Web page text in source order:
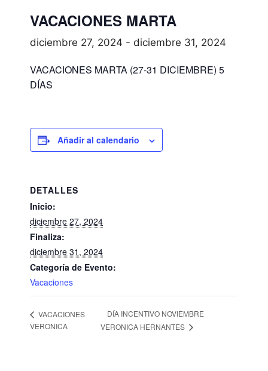
VACACIONES MARTA
diciembre 27, 2024 - diciembre 31, 2024
VACACIONES MARTA (27-31 DICIEMBRE) 5
DÍAS
Añadir al calendario
DETALLES
Inicio:
diciembre 27, 2024
Finaliza:
diciembre 31, 2024
Categoría de Evento:
Vacaciones
VACACIONES
VERONICA
DÍA INCENTIVO NOVIEMBRE
VERONICA HERNANTES